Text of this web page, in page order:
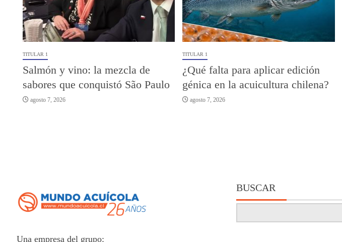
TITULAR 1
Salmón y vino: la mezcla de
sabores que conquistó São Paulo
agosto 7, 2026
TITULAR 1
¿Qué falta para aplicar edición
génica en la acuicultura chilena?
agosto 7, 2026
Una empresa del grupo:
BUSCAR